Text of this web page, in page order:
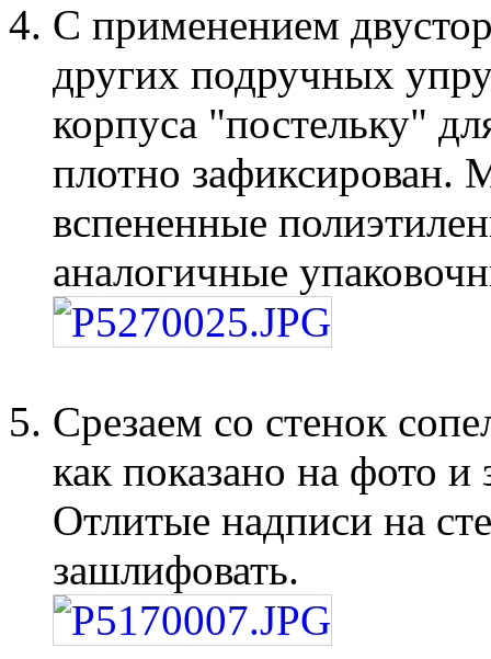
С применением
других подручных
корпуса "постельку"
плотно зафиксирован.
вспененные
аналогичные
Срезаем со стенок
как показано на фото
Отлитые надписи на
зашлифовать.